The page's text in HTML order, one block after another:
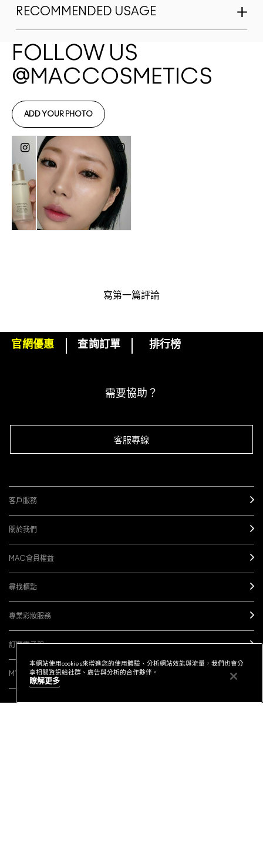
RECOMMENDED USAGE
寫第一篇評論
下單即可挑選精美小贈品！
官網優惠 查詢訂單 排行榜
需要協助？
客服專線
客戶服務
關於我們
MAC會員權益
尋找櫃點
專業彩妝服務
訂閱電子報
MY M·A·C / 登入
本網站使用cookies來增進您的使用體驗、分析網站效能與流量，我們也會分
享相關資訊給社群、廣告與分析的合作夥伴。
瞭解更多